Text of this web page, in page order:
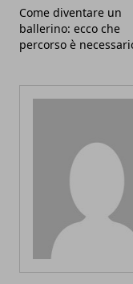
Come diventare un
ballerino: ecco che
percorso è